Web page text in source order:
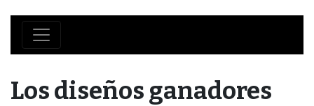
Los diseños ganadores